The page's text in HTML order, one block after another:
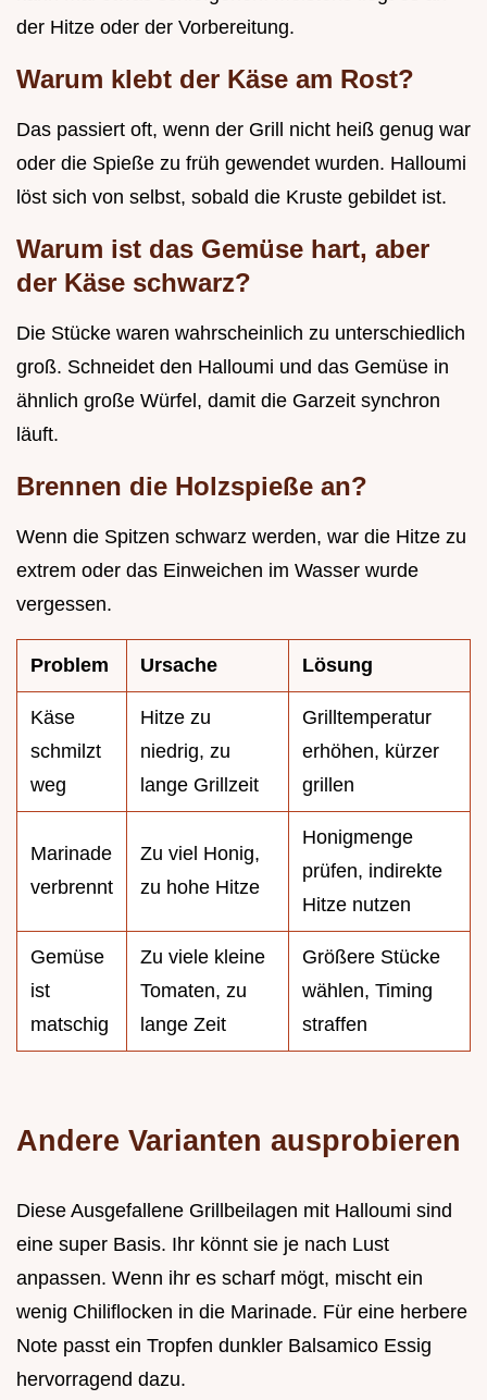
der Hitze oder der Vorbereitung.
Warum klebt der Käse am Rost?
Das passiert oft, wenn der Grill nicht heiß genug war
oder die Spieße zu früh gewendet wurden. Halloumi
löst sich von selbst, sobald die Kruste gebildet ist.
Warum ist das Gemüse hart, aber
der Käse schwarz?
Die Stücke waren wahrscheinlich zu unterschiedlich
groß. Schneidet den Halloumi und das Gemüse in
ähnlich große Würfel, damit die Garzeit synchron
läuft.
Brennen die Holzspieße an?
Wenn die Spitzen schwarz werden, war die Hitze zu
extrem oder das Einweichen im Wasser wurde
vergessen.
Problem Ursache Lösung
Käse
schmilzt
weg
Hitze zu
niedrig, zu
lange Grillzeit
Grilltemperatur
erhöhen, kürzer
grillen
Marinade
verbrennt
Zu viel Honig,
zu hohe Hitze
Honigmenge
prüfen, indirekte
Hitze nutzen
Gemüse
ist
matschig
Zu viele kleine
Tomaten, zu
lange Zeit
Größere Stücke
wählen, Timing
straffen
Andere Varianten ausprobieren
Diese Ausgefallene Grillbeilagen mit Halloumi sind
eine super Basis. Ihr könnt sie je nach Lust
anpassen. Wenn ihr es scharf mögt, mischt ein
wenig Chiliflocken in die Marinade. Für eine herbere
Note passt ein Tropfen dunkler Balsamico Essig
hervorragend dazu.